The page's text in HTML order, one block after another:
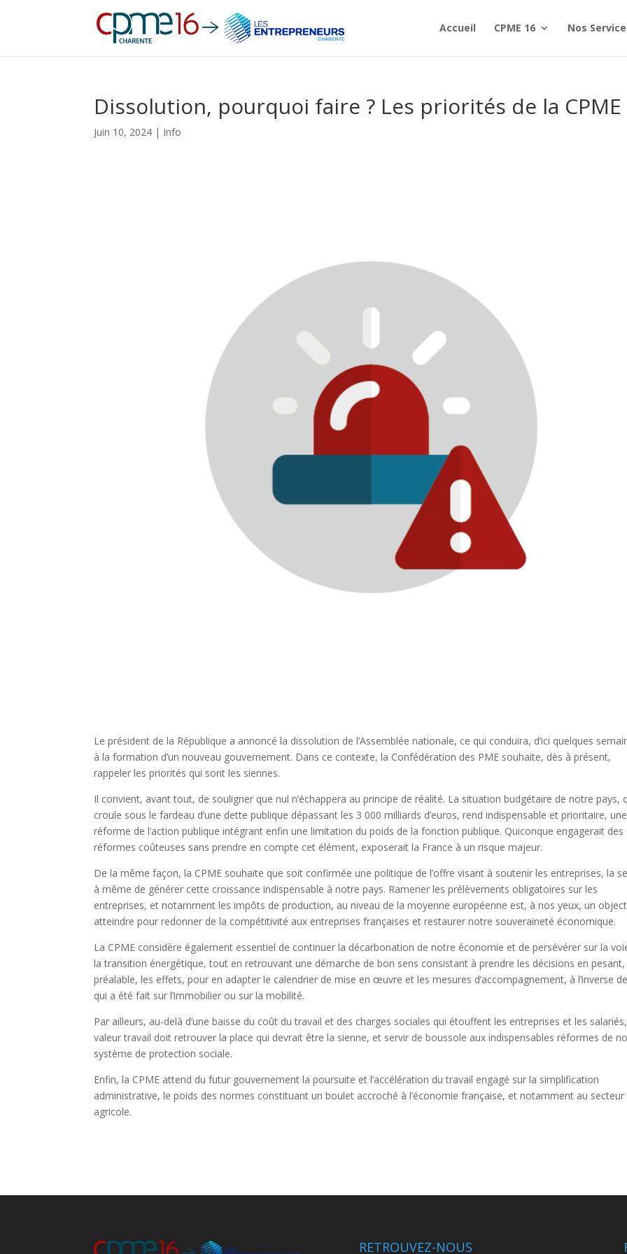
Accueil CPME 16 Nos
Dissolution, pourquoi faire ? Les priorités de la CPME
Juin 10, 2024 | Info
Le président de la République a annoncé la dissolution de l’Assemblée nationale, ce qui conduira, d’ici quelques
à la formation d’un nouveau gouvernement. Dans ce contexte, la Confédération des PME souhaite, dès à présent,
rappeler les priorités qui sont les siennes.
Il convient, avant tout, de souligner que nul n’échappera au principe de réalité. La situation budgétaire de notre pays,
croule sous le fardeau d’une dette publique dépassant les 3 000 milliards d’euros, rend indispensable et prioritaire, une
réforme de l’action publique intégrant enfin une limitation du poids de la fonction publique. Quiconque engagerait des
réformes coûteuses sans prendre en compte cet élément, exposerait la France à un risque majeur.
De la même façon, la CPME souhaite que soit confirmée une politique de l’offre visant à soutenir les entreprises, la
à même de générer cette croissance indispensable à notre pays. Ramener les prélèvements obligatoires sur les
entreprises, et notamment les impôts de production, au niveau de la moyenne européenne est, à nos yeux, un
atteindre pour redonner de la compétitivité aux entreprises françaises et restaurer notre souveraineté économique.
La CPME considère également essentiel de continuer la décarbonation de notre économie et de persévérer sur la
la transition énergétique, tout en retrouvant une démarche de bon sens consistant à prendre les décisions en pesant,
préalable, les effets, pour en adapter le calendrier de mise en œuvre et les mesures d’accompagnement, à l’inverse
qui a été fait sur l’immobilier ou sur la mobilité.
Par ailleurs, au-delà d’une baisse du coût du travail et des charges sociales qui étouffent les entreprises et les
valeur travail doit retrouver la place qui devrait être la sienne, et servir de boussole aux indispensables réformes de
système de protection sociale.
Enfin, la CPME attend du futur gouvernement la poursuite et l’accélération du travail engagé sur la simplification
administrative, le poids des normes constituant un boulet accroché à l’économie française, et notamment au secteur
agricole.
RETROUVEZ-NOUS